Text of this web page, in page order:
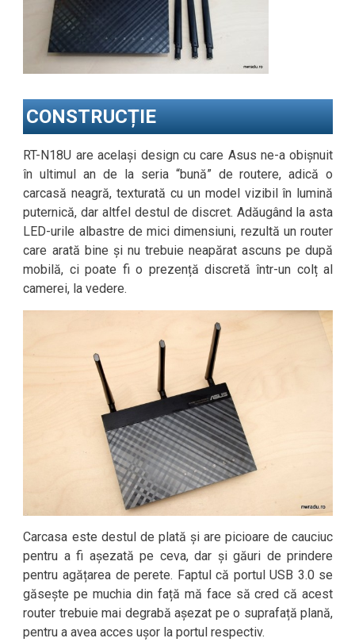
CONSTRUCȚIE
RT-N18U are același design cu care Asus ne-a obișnuit
în ultimul an de la seria “bună” de routere, adică o
carcasă neagră, texturată cu un model vizibil în lumină
puternică, dar altfel destul de discret. Adăugând la asta
LED-urile albastre de mici dimensiuni, rezultă un router
care arată bine și nu trebuie neapărat ascuns pe după
mobilă, ci poate fi o prezență discretă într-un colț al
camerei, la vedere.
Carcasa este destul de plată și are picioare de cauciuc
pentru a fi așezată pe ceva, dar și găuri de prindere
pentru agățarea de perete. Faptul că portul USB 3.0 se
găsește pe muchia din față mă face să cred că acest
router trebuie mai degrabă așezat pe o suprafață plană,
pentru a avea acces ușor la portul respectiv.